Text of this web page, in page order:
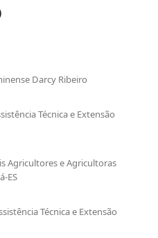
Darcy Ribeiro
Técnica e Extensão
Agricultores e Agricultoras
ES
Técnica e Extensão